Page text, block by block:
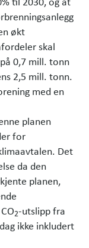
økt
skal
0,7 mill. tonn
2,5 mill. tonn.
med en
planen
for
Det
da den
planen,
2-utslipp fra
ikke inkludert